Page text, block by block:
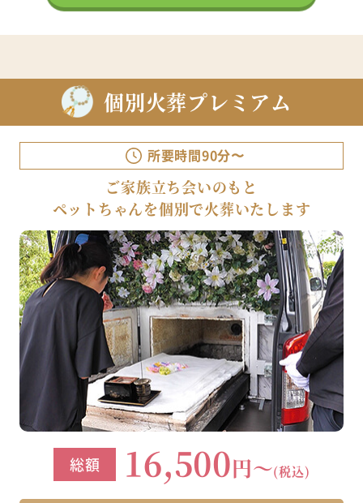
個別火葬プレミアム
所要時間90分〜
ご家族立ち会いのもと
ペットちゃんを個別で火葬いたします
総額 16,500円～(税込)